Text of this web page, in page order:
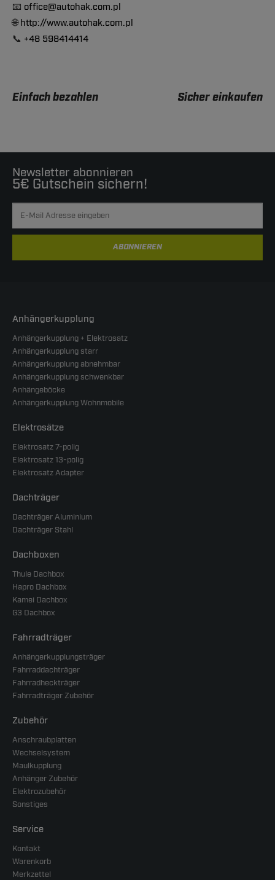
📧 office@autohak.com.pl
🌐http://www.autohak.com.pl
📞 +48 598414414
Einfach bezahlen Sicher einkaufen
Newsletter abonnieren
5€ Gutschein sichern!
ABONNIEREN
Anhängerkupplung
Anhängerkupplung + Elektrosatz
Anhängerkupplung starr
Anhängerkupplung abnehmbar
Anhängerkupplung schwenkbar
Anhängeböcke
Anhängerkupplung Wohnmobile
Elektrosätze
Elektrosatz 7-polig
Elektrosatz 13-polig
Elektrosatz Adapter
Dachträger
Dachträger Aluminium
Dachträger Stahl
Dachboxen
Thule Dachbox
Hapro Dachbox
Kamei Dachbox
G3 Dachbox
Fahrradträger
Anhängerkupplungsträger
Fahrraddachträger
Fahrradheckträger
Fahrradträger Zubehör
Zubehör
Anschraubplatten
Wechselsystem
Maulkupplung
Anhänger Zubehör
Elektrozubehör
Sonstiges
Service
Kontakt
Warenkorb
Merkzettel